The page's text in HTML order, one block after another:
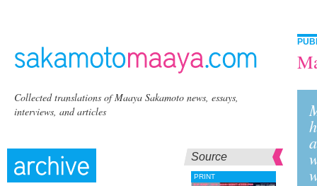
Collected translations of Maaya Sakamoto news, essays,
interviews, and articles
Source
PRINT